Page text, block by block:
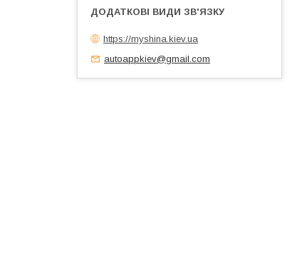
https://myshina.kiev.ua
autoappkiev@gmail.com